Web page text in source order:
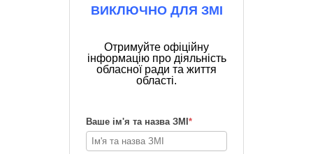
ВИКЛЮЧНО ДЛЯ ЗМІ
Отримуйте офіційну
інформацію про діяльність
обласної ради та життя
області.
Ваше ім'я та назва ЗМІ *